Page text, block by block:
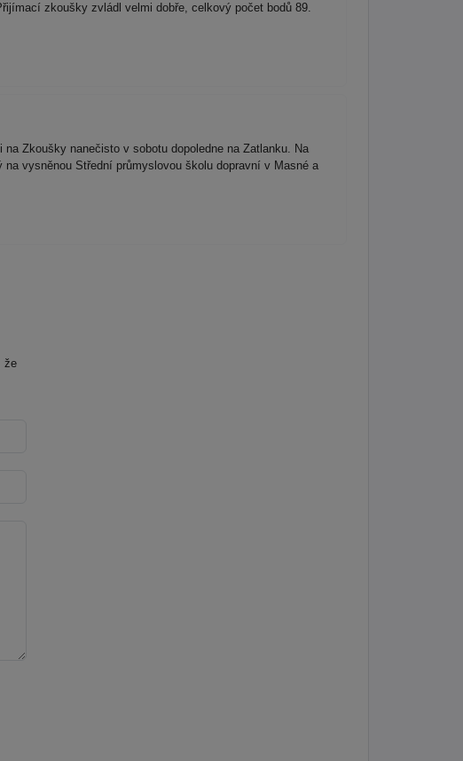
zkoušky zvládl velmi dobře, celkový počet bodů 89.
Zkoušky nanečisto v sobotu dopoledne na Zatlanku. Na
vysněnou Střední průmyslovou školu dopravní v Masné a
že